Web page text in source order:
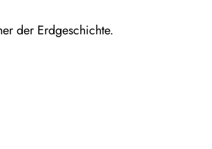
der Erdgeschichte.